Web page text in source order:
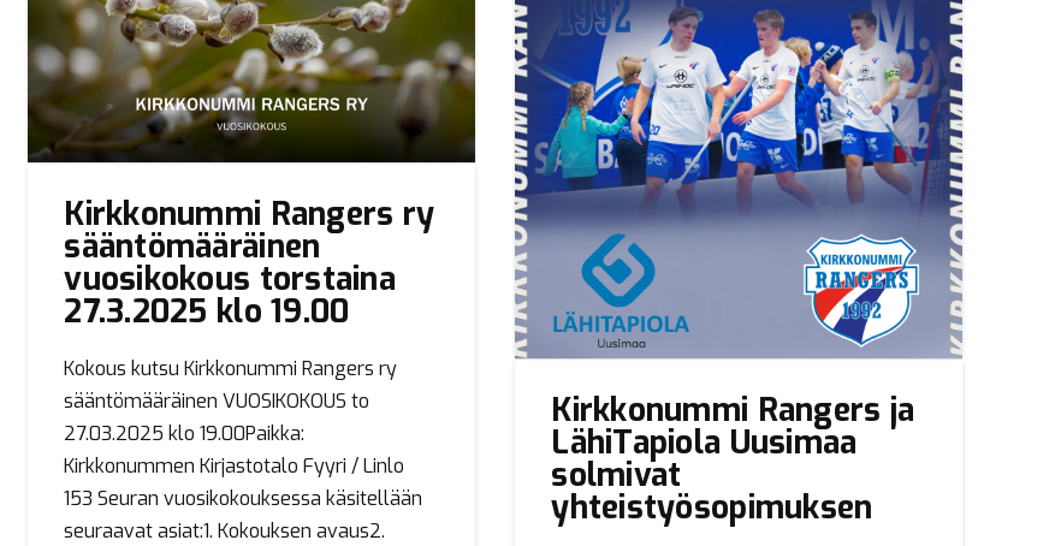
Kirkkonummi Rangers ry
sääntömääräinen
vuosikokous torstaina
27.3.2025 klo 19.00
Kokous kutsu Kirkkonummi Rangers ry
sääntömääräinen VUOSIKOKOUS to
27.03.2025 klo 19.00Paikka:
Kirkkonummen Kirjastotalo Fyyri / Linlo
153 Seuran vuosikokouksessa käsitellään
seuraavat asiat:1. Kokouksen avaus2.
Kirkkonummi Rangers ja
LähiTapiola Uusimaa
solmivat
yhteistyösopimuksen